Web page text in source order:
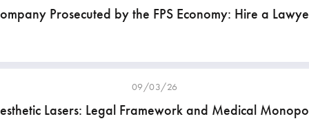
Prosecuted by the FPS Economy: Hire a
09/03/26
Lasers: Legal Framework and Medical